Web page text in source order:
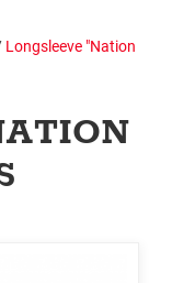
Longsleeve "Nation